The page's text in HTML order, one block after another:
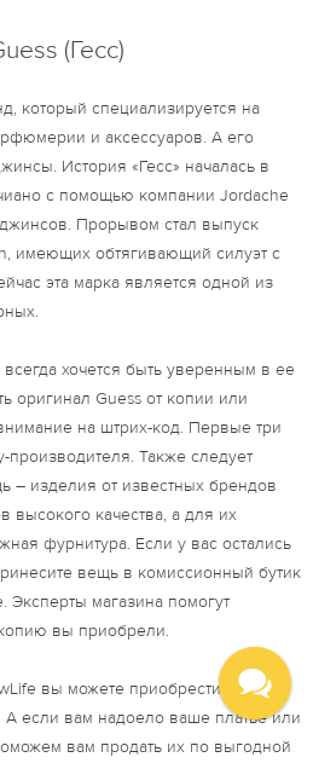
(Гесс)
который специализируется на
и аксессуаров. А его
История «Гесс» началась в
с помощью компании Jordache
Прорывом стал выпуск
имеющих обтягивающий силуэт с
эта марка является одной из
хочется быть уверенным в ее
оригинал Guess от копии или
на штрих-код. Первые три
Также следует
– изделия от известных брендов
высокого качества, а для их
фурнитура. Если у вас остались
вещь в комиссионный бутик
Эксперты магазина помогут
вы приобрели.
вы можете приобрести
А если вам надоело ваше платье или
вам продать их по выгодной